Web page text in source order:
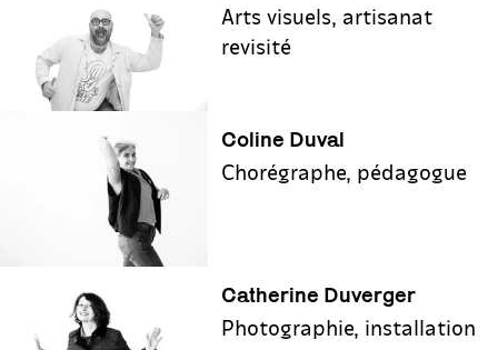
Arts visuels, artisanat
revisité
Coline Duval
Chorégraphe, pédagogue
Catherine Duverger
Photographie, installation